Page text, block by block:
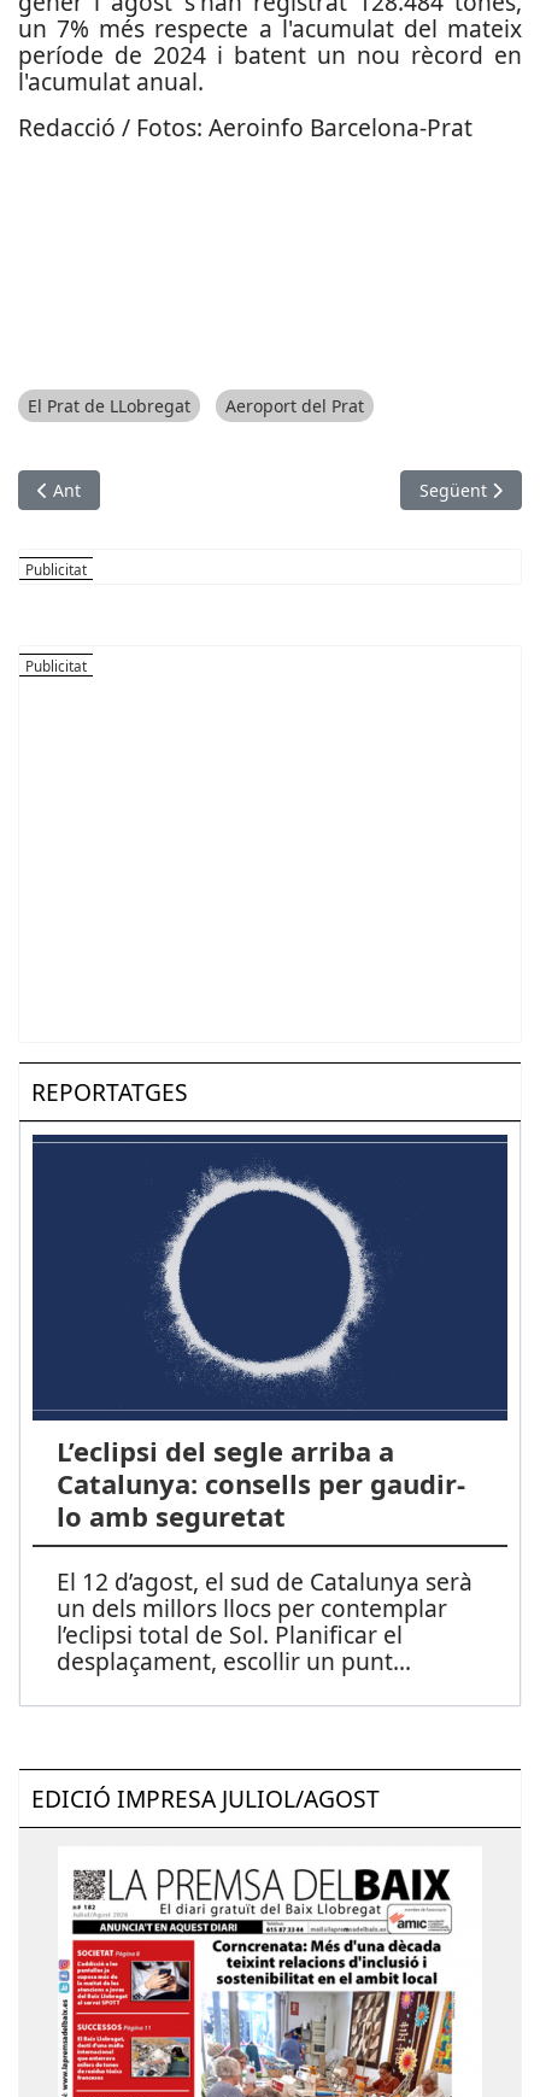
un 7% més respecte a l'acumulat del mateix
període de 2024 i batent un nou rècord en
l'acumulat anual.
Redacció / Fotos: Aeroinfo Barcelona-Prat
El Prat de LLobregat Aeroport del Prat
Article anterior: Reobre el Centre Cívic Les Planes després
Ant Article
Següent
REPORTATGES
L’eclipsi del segle arriba a
Catalunya: consells per gaudir-
lo amb seguretat
El 12 d’agost, el sud de Catalunya serà
un dels millors llocs per contemplar
l’eclipsi total de Sol. Planificar el
desplaçament, escollir un punt...
EDICIÓ IMPRESA JULIOL/AGOST